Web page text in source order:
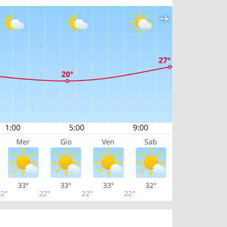
Mer Gio Ven Sab
33°
22°
33°
22°
33°
22°
32°